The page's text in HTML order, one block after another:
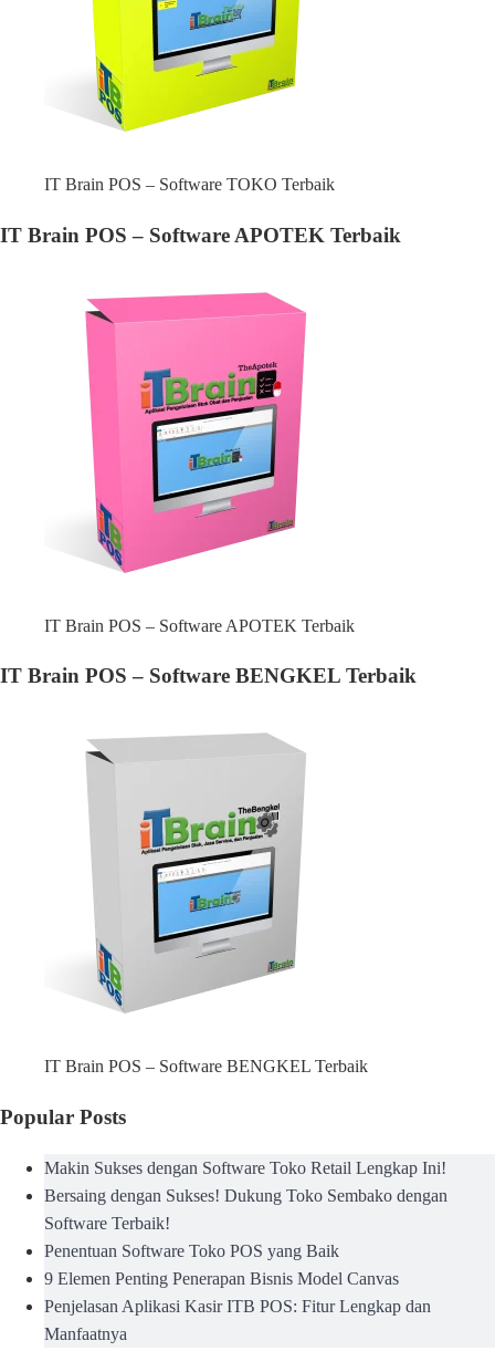
IT Brain POS – Software TOKO Terbaik
IT Brain POS – Software APOTEK Terbaik
IT Brain POS – Software APOTEK Terbaik
IT Brain POS – Software BENGKEL Terbaik
IT Brain POS – Software BENGKEL Terbaik
Popular Posts
Makin Sukses dengan Software Toko Retail Lengkap Ini!
Bersaing dengan Sukses! Dukung Toko Sembako dengan
Software Terbaik!
Penentuan Software Toko POS yang Baik
9 Elemen Penting Penerapan Bisnis Model Canvas
Penjelasan Aplikasi Kasir ITB POS: Fitur Lengkap dan
Manfaatnya